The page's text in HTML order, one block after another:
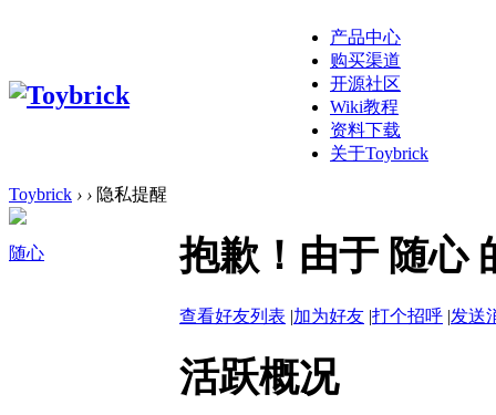
产品中心
购买渠道
开源社区
Wiki教程
资料下载
关于Toybrick
Toybrick › › 隐私提醒
随心 抱歉！由于 随心
查看好友列表 |加为好友 |打个招呼 |发送
活跃概况